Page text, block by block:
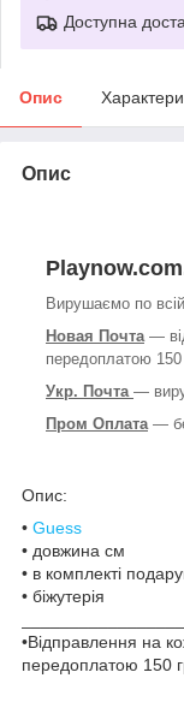
Доступна
Опис
Опис
Вирушаємо по всій
Новая Почта —
передоплатою 150
Укр. Почта —
Пром Оплата —
Опис:
• Guess
• довжина см
• в комплекті
• біжутерія
•Відправлення на
передоплатою 150